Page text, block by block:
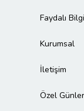
Faydalı
Kurumsal
İletişim
Özel Günler